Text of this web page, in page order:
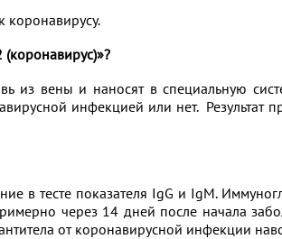
коронавирусу.
(коронавирус)»?
из вены и наносят в специальную
инфекцией или нет. Результат
в тесте показателя IgG и IgM.
через 14 дней после начала
от коронавирусной инфекции